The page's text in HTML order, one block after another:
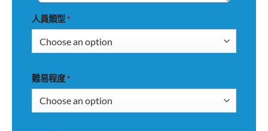
人員類型*
難易程度*